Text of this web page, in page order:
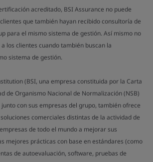
acreditado, BSI Assurance no puede
que también hayan recibido consultoría de
para el mismo sistema de gestión. Así mismo no
los clientes cuando también buscan la
sistema de gestión.
(BSI, una empresa constituida por la Carta
de Organismo Nacional de Normalización (NSB)
junto con sus empresas del grupo, también ofrece
comerciales distintas de la actividad de
de todo el mundo a mejorar sus
mejores prácticas con base en estándares (como
de autoevaluación, software, pruebas de